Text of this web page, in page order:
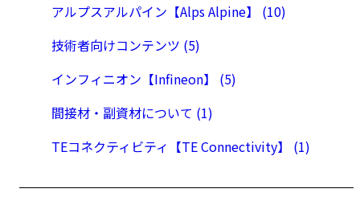
アルプスアルパイン【Alps Alpine】 (10)
技術者向けコンテンツ (5)
インフィニオン【Infineon】 (5)
間接材・副資材について (1)
TEコネクティビティ【TE Connectivity】 (1)